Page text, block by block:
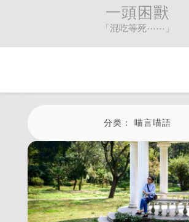
一頭困獸
「混吃等死⋯⋯」
分类： 喵言喵語